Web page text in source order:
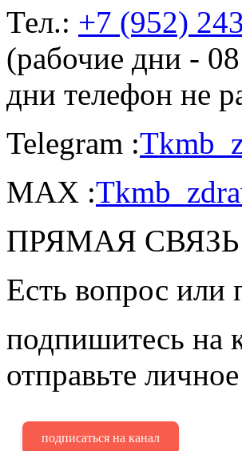
Тел.: +7 (952)
(рабочие дни -
дни телефон не
Telegram :
MAX :
ПРЯМАЯ
Есть вопрос или
подпишитесь на
отправьте
подписаться на канал